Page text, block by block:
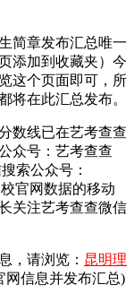
简章发布汇总唯一
添加到收藏夹）今
这个页面即可，所
将在此汇总发布。
数线已在艺考查查
众号：艺考查查
索公众号：
官网数据的移动
关注艺考查查微信
，请浏览： 昆明理
网信息并发布汇总)